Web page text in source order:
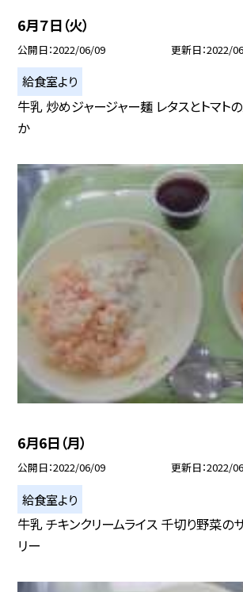
6月７日（火）
公開日 2022/06/09 更新日 2022/
給食室より
牛乳 炒めジャージャー麺 レタスとトマト
か
6月6日（月）
公開日 2022/06/09 更新日 2022/
給食室より
牛乳 チキンクリームライス 千切り野菜の
リー